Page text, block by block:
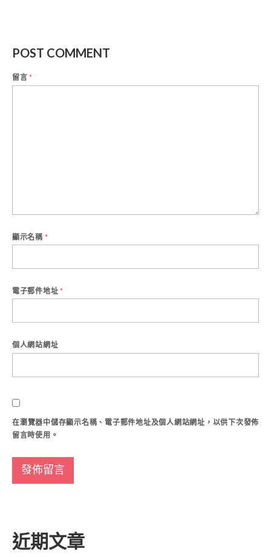
POST COMMENT
留言*
顯示名稱 *
電子郵件地址 *
個人網站網址
在瀏覽器中儲存顯示名稱、電子郵件地址及個人網站網址，以供下次發佈
留言時使用。
近期文章